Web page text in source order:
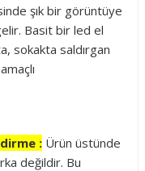
şık bir görüntüye
Basit bir led el
sokakta saldırgan
: Ürün üstünde
değildir. Bu